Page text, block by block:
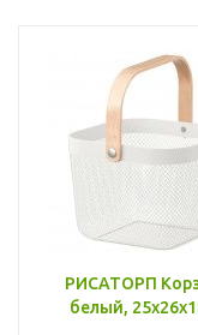
РИСАТОРП
белый,